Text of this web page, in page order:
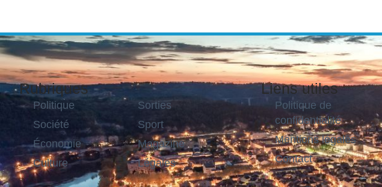
Rubriques
Politique
Société
Économie
Culture
Sorties
Sport
Magazine
Légales
Liens utiles
Politique de
confidentialité
Mentions légales
Contact